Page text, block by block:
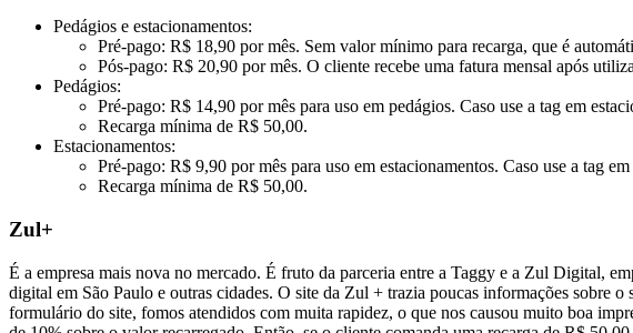
Pedágios e estacionamentos:
Pré-pago: R$ 18,90 por mês. Sem valor mínimo para recarga, que é
Pós-pago: R$ 20,90 por mês. O cliente recebe uma fatura mensal após
Pedágios:
Pré-pago: R$ 14,90 por mês para uso em pedágios. Caso use a tag em
Recarga mínima de R$ 50,00.
Estacionamentos:
Pré-pago: R$ 9,90 por mês para uso em estacionamentos. Caso use a tag
Recarga mínima de R$ 50,00.
Zul+
É a empresa mais nova no mercado. É fruto da parceria entre a Taggy e a Zul Digital,
digital em São Paulo e outras cidades. O site da Zul + trazia poucas informações sobre
formulário do site, fomos atendidos com muita rapidez, o que nos causou muito boa